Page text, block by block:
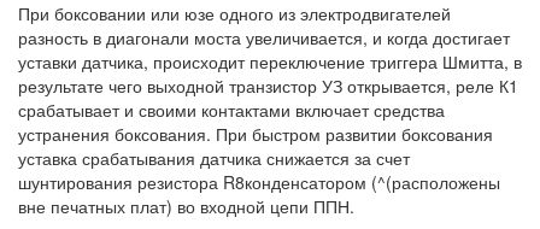
При боксовании или юзе одного из электродвигателей
разность в диагонали моста увеличивается, и когда достигает
уставки датчика, происходит переключение триггера Шмитта, в
результате чего выходной транзистор УЗ открывается, реле К1
срабатывает и своими контактами включает средства
устранения боксования. При быстром развитии боксования
уставка срабатывания датчика снижается за счет
шунтирования резистора R8конденсатором (^(расположены
вне печатных плат) во входной цепи ППН.